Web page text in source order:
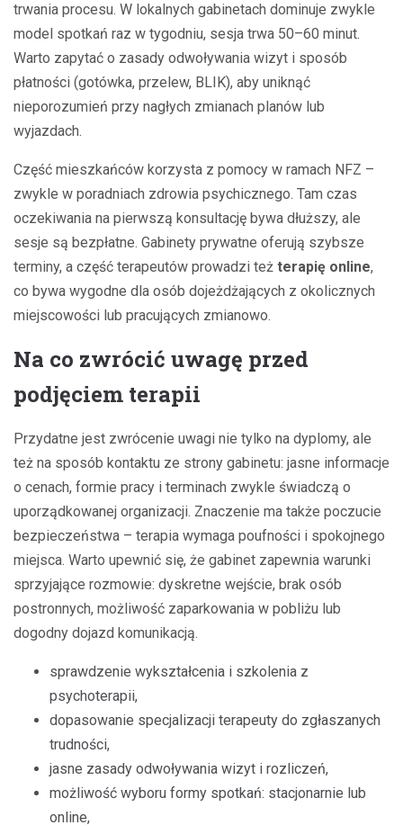
trwania procesu. W lokalnych gabinetach dominuje zwykle
model spotkań raz w tygodniu, sesja trwa 50–60 minut.
Warto zapytać o zasady odwoływania wizyt i sposób
płatności (gotówka, przelew, BLIK), aby uniknąć
nieporozumień przy nagłych zmianach planów lub
wyjazdach.
Część mieszkańców korzysta z pomocy w ramach NFZ –
zwykle w poradniach zdrowia psychicznego. Tam czas
oczekiwania na pierwszą konsultację bywa dłuższy, ale
sesje są bezpłatne. Gabinety prywatne oferują szybsze
terminy, a część terapeutów prowadzi też terapię online,
co bywa wygodne dla osób dojeżdżających z okolicznych
miejscowości lub pracujących zmianowo.
Na co zwrócić uwagę przed
podjęciem terapii
Przydatne jest zwrócenie uwagi nie tylko na dyplomy, ale
też na sposób kontaktu ze strony gabinetu: jasne informacje
o cenach, formie pracy i terminach zwykle świadczą o
uporządkowanej organizacji. Znaczenie ma także poczucie
bezpieczeństwa – terapia wymaga poufności i spokojnego
miejsca. Warto upewnić się, że gabinet zapewnia warunki
sprzyjające rozmowie: dyskretne wejście, brak osób
postronnych, możliwość zaparkowania w pobliżu lub
dogodny dojazd komunikacją.
sprawdzenie wykształcenia i szkolenia z
psychoterapii,
dopasowanie specjalizacji terapeuty do zgłaszanych
trudności,
jasne zasady odwoływania wizyt i rozliczeń,
możliwość wyboru formy spotkań: stacjonarnie lub
online,